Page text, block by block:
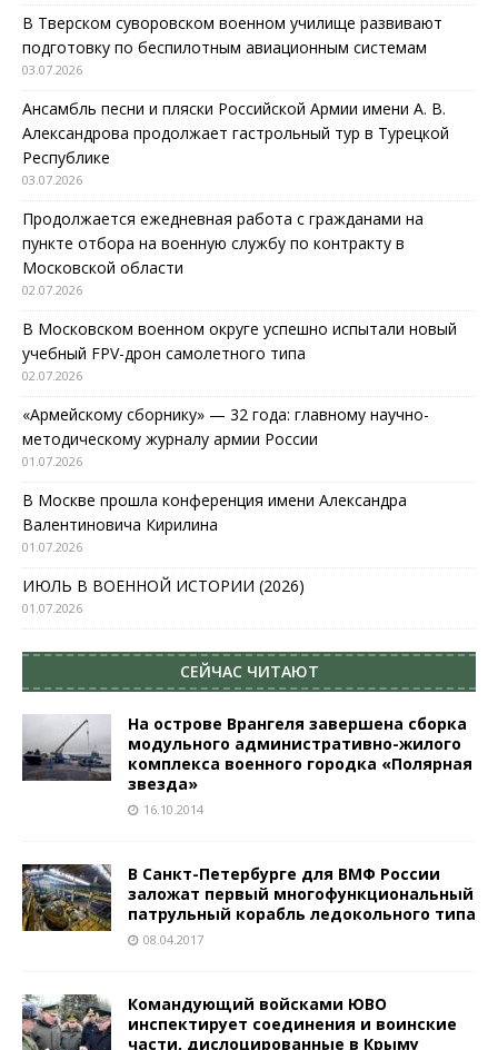
В Тверском суворовском военном училище развивают
подготовку по беспилотным авиационным системам
03.07.2026
Ансамбль песни и пляски Российской Армии имени А. В.
Александрова продолжает гастрольный тур в Турецкой
Республике
03.07.2026
Продолжается ежедневная работа с гражданами на
пункте отбора на военную службу по контракту в
Московской области
02.07.2026
В Московском военном округе успешно испытали новый
учебный FPV-дрон самолетного типа
02.07.2026
«Армейскому сборнику» — 32 года: главному научно-
методическому журналу армии России
01.07.2026
В Москве прошла конференция имени Александра
Валентиновича Кирилина
01.07.2026
ИЮЛЬ В ВОЕННОЙ ИСТОРИИ (2026)
01.07.2026
СЕЙЧАС ЧИТАЮТ
На острове Врангеля завершена сборка
модульного административно-жилого
комплекса военного городка «Полярная
звезда»
16.10.2014
В Санкт-Петербурге для ВМФ России
заложат первый многофункциональный
патрульный корабль ледокольного типа
08.04.2017
Командующий войсками ЮВО
инспектирует соединения и воинские
части, дислоцированные в Крыму